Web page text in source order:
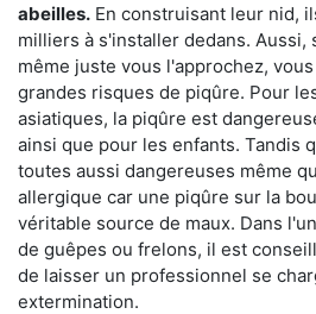
abeilles. En construisant leur nid,
milliers à s'installer dedans. Aussi,
même juste vous l'approchez,
grandes risques de piqûre. Pour
asiatiques, la piqûre est
ainsi que pour les enfants. Tandis
toutes aussi dangereuses même
allergique car une piqûre sur la
véritable source de maux. Dans
de guêpes ou frelons, il est
de laisser un professionnel se
extermination.